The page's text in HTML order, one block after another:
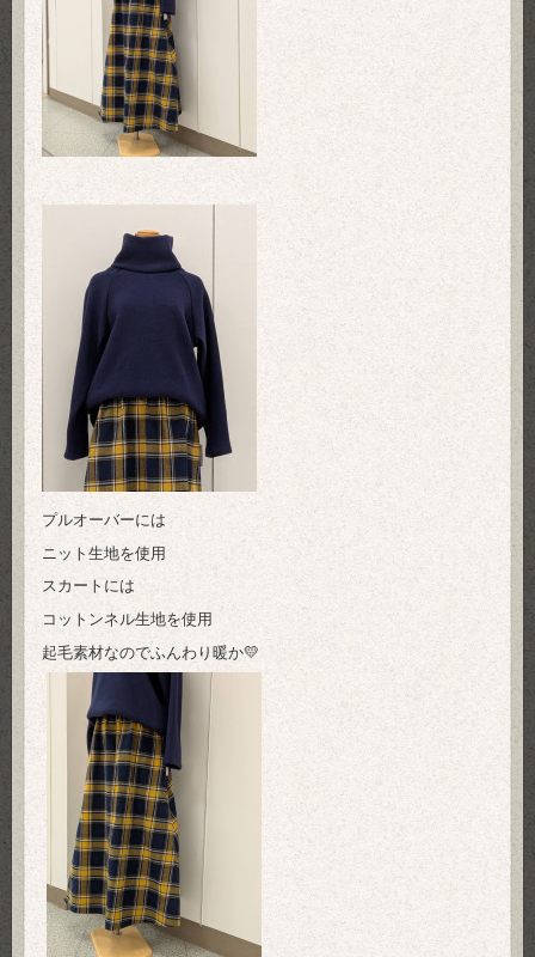
プルオーバーには
ニット生地を使用
スカートには
コットンネル生地を使用
起毛素材なのでふんわり暖か💛